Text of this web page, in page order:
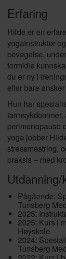
Erfaring
Hilde er en
yogainstruktør
bevegelse,
formidle
du er ny i
eller bare
Hun har
perimenopause
yoga jobber
stressmestring,
praksis – med
Pågående:
Tunsberg
2025:
2025: Kurs i
Høyskole
2024:
Tunsberg